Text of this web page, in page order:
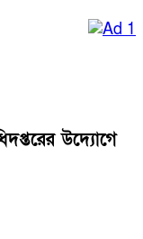
উদ্যোগে